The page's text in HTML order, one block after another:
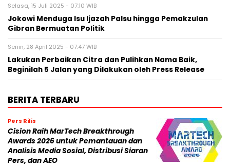
Selasa, 15 Juli 2025 - 07:10 WIB
Jokowi Menduga Isu Ijazah Palsu hingga Pemakzulan
Gibran Bermuatan Politik
Senin, 28 April 2025 - 07:47 WIB
Lakukan Perbaikan Citra dan Pulihkan Nama Baik,
Beginilah 5 Jalan yang Dilakukan oleh Press Release
BERITA TERBARU
Pers Rilis
Cision Raih MarTech Breakthrough
Awards 2026 untuk Pemantauan dan
Analisis Media Sosial, Distribusi Siaran
Pers, dan AEO